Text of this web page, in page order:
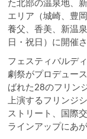
た北部の温泉地、
エリア（城崎、豊
養父、香美、新温
日・祝日）に開催さ
フェスティバルデ
劇祭がプロデュー
ばれた28のフリン
上演するフリンジ
ストリート、国際
ラインアップにあ